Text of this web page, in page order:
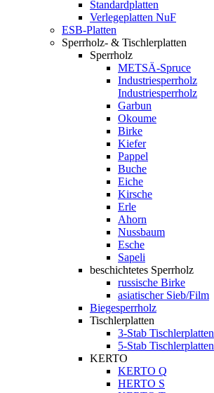
Standardplatten
Verlegeplatten NuF
ESB-Platten
Sperrholz- & Tischlerplatten
Sperrholz
METSÄ-Spruce
Industriesperrholz
Industriesperrholz
Garbun
Okoume
Birke
Kiefer
Pappel
Buche
Eiche
Kirsche
Erle
Ahorn
Nussbaum
Esche
Sapeli
beschichtetes Sperrholz
russische Birke
asiatischer Sieb/Film
Biegesperrholz
Tischlerplatten
3-Stab Tischlerplatten
5-Stab Tischlerplatten
KERTO
KERTO Q
HERTO S